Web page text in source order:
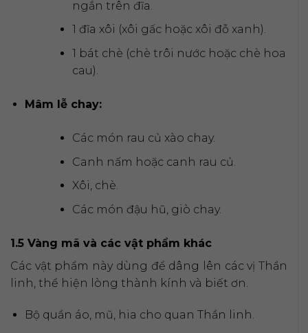
ngắn trên đĩa.
1 đĩa xôi (xôi gấc hoặc xôi đỗ xanh).
1 bát chè (chè trôi nước hoặc chè hoa
cau).
Mâm lễ chay:
Các món rau củ xào chay.
Canh nấm hoặc canh rau củ.
Xôi, chè.
Các món đậu hũ, giò chay.
1.5 Vàng mã và các vật phẩm khác
Các vật phẩm này dùng để dâng lên các vị Thần
linh, thể hiện lòng thành kính và biết ơn.
Bộ quần áo, mũ, hia cho quan Thần linh.